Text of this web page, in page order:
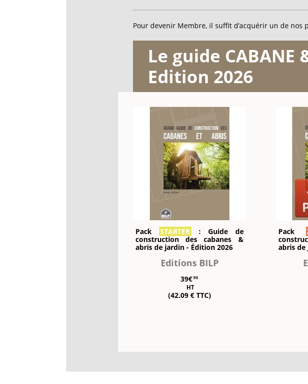
Pour devenir Membre, il suffit d’acquérir un de
Le guide CABANE
Edition 2026
Pack STARTER
: Guide de
construction des cabanes &
abris de jardin - Édition 2026
Editions BILP
39€90
HT
(42.09 € TTC)
Pack
abris de